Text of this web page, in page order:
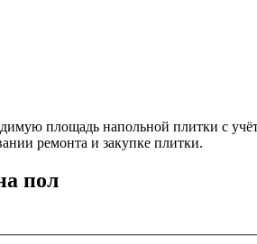
площадь напольной плитки с
ремонта и закупке плитки.
пол